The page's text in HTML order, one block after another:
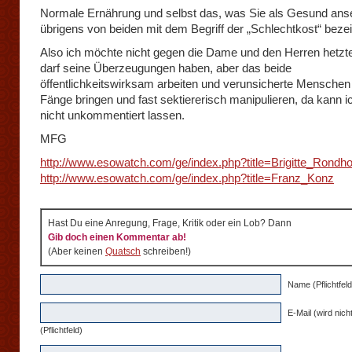
Normale Ernährung und selbst das, was Sie als Gesund
übrigens von beiden mit dem Begriff der „Schlechtkost“
Also ich möchte nicht gegen die Dame und den Herren
darf seine Überzeugungen haben, aber das beide
öffentlichkeitswirksam arbeiten und verunsicherte
Fänge bringen und fast sektiererisch manipulieren, da kann
nicht unkommentiert lassen.
MFG
http://www.esowatch.com/ge/
http://www.esowatch.com/ge/index.php?title=Franz_Konz
Hast Du eine Anregung, Frage, Kritik oder ein Lob? Dann
Gib doch einen Kommentar ab!
(Aber keinen Quatsch schreiben!)
Name
E-Mail (wird
(Pflichtfeld)